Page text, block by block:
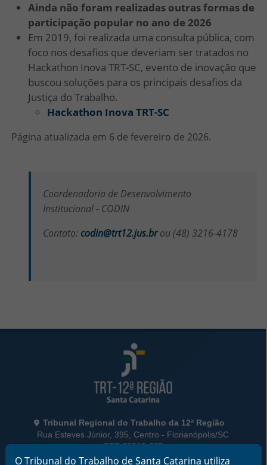
Ainda não foram realizadas outras formas de
participação popular no ano de 2026
Em 2019, foi realizada uma consulta pública, com
foco nos desafios que deveriam ser tratados no
Hackathon Inova TRT-SC, evento de inovação que
buscou soluções para os principais desafios da
Justiça do Trabalho.
Hackathon Inova TRT-SC
Página atualizada em 6 de fevereiro de 2026.
Coordenadoria de Desenvolvimento
Institucional - CODIN
Contato: codin@trt12.jus.brou (48) 3216-4178
Informações de Contato
Tribunal Regional do Trabalho da 12ª Região
Rua Esteves Júnior, 395, Centro - Florianópolis/SC
CEP 88015-905
CNPJ 02.482.005/0001-23
O Tribunal do Trabalho de Santa Catarina utiliza